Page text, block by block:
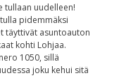
tullaan uudelleen!
pidemmäksi
täyttivät asuntoauton
kohti Lohjaa.
1050, sillä
joku kehui sitä